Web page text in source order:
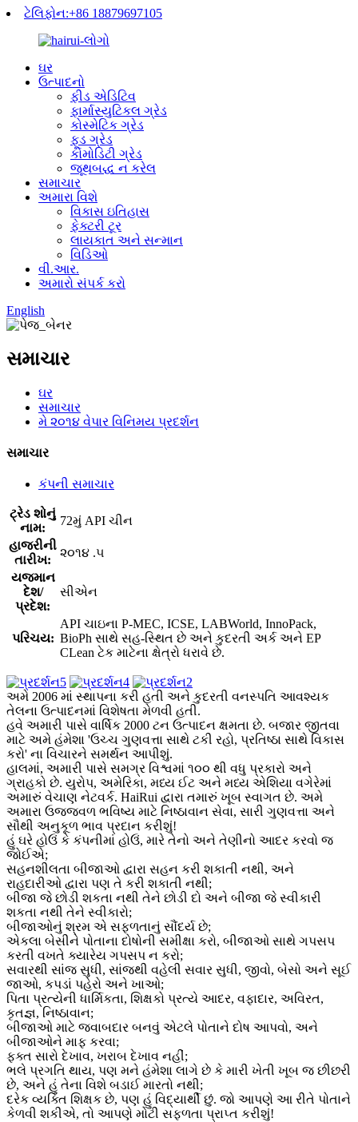
ટેલિફોન:+86 18879697105
ઘર
ઉત્પાદનો
ફીડ એડિટિવ
ફાર્માસ્યુટિકલ ગ્રેડ
કોસ્મેટિક ગ્રેડ
ફૂડ ગ્રેડ
કોમોડિટી ગ્રેડ
જૂથબદ્ધ ન કરેલ
સમાચાર
અમારા વિશે
વિકાસ ઇતિહાસ
ફેક્ટરી ટૂર
લાયકાત અને સન્માન
વિડિઓ
વી.આર.
અમારો સંપર્ક કરો
English
સમાચાર
ઘર
સમાચાર
મે ૨૦૧૪ વેપાર વિનિમય પ્રદર્શન
સમાચાર
કંપની સમાચાર
ટ્રેડ શોનું
નામ:
72મું API ચીન
હાજરીની
તારીખ:
૨૦૧૪ .૫
યજમાન
દેશ/
પ્રદેશ:
સીએન
પરિચય:
API ચાઇના P-MEC, ICSE, LABWorld, InnoPack,
BioPh સાથે સહ-સ્થિત છે અને કુદરતી અર્ક અને EP
CLean ટેક માટેના ક્ષેત્રો ધરાવે છે.
અમે 2006 માં સ્થાપના કરી હતી અને કુદરતી વનસ્પતિ આવશ્યક
તેલના ઉત્પાદનમાં વિશેષતા મેળવી હતી.
હવે અમારી પાસે વાર્ષિક 2000 ટન ઉત્પાદન ક્ષમતા છે. બજાર જીતવા
માટે અમે હંમેશા 'ઉચ્ચ ગુણવત્તા સાથે ટકી રહો, પ્રતિષ્ઠા સાથે વિકાસ
કરો' ના વિચારને સમર્થન આપીશું.
હાલમાં, અમારી પાસે સમગ્ર વિશ્વમાં ૧૦૦ થી વધુ પ્રકારો અને
ગ્રાહકો છે. યુરોપ, અમેરિકા, મધ્ય ઈટ અને મધ્ય એશિયા વગેરેમાં
અમારું વેચાણ નેટવર્ક. HaiRui દ્વારા તમારું ખૂબ સ્વાગત છે. અમે
અમારા ઉજ્જવળ ભવિષ્ય માટે નિષ્ઠાવાન સેવા, સારી ગુણવત્તા અને
સૌથી અનુકૂળ ભાવ પ્રદાન કરીશું!
હું ઘરે હોઉં કે કંપનીમાં હોઉં, મારે તેનો અને તેણીનો આદર કરવો જ
જોઈએ;
સહનશીલતા બીજાઓ દ્વારા સહન કરી શકાતી નથી, અને
રાહદારીઓ દ્વારા પણ તે કરી શકાતી નથી;
બીજા જે છોડી શકતા નથી તેને છોડી દો અને બીજા જે સ્વીકારી
શકતા નથી તેને સ્વીકારો;
બીજાઓનું શ્રમ એ સફળતાનું સૌંદર્ય છે;
એકલા બેસીને પોતાના દોષોની સમીક્ષા કરો, બીજાઓ સાથે ગપસપ
કરતી વખતે ક્યારેય ગપસપ ન કરો;
સવારથી સાંજ સુધી, સાંજથી વહેલી સવાર સુધી, જીવો, બેસો અને સૂઈ
જાઓ, કપડાં પહેરો અને ખાઓ;
પિતા પ્રત્યેની ધાર્મિકતા, શિક્ષકો પ્રત્યે આદર, વફાદાર, અવિરત,
કૃતજ્ઞ, નિષ્ઠાવાન;
બીજાઓ માટે જવાબદાર બનવું એટલે પોતાને દોષ આપવો, અને
બીજાઓને માફ કરવા;
ફક્ત સારો દેખાવ, ખરાબ દેખાવ નહીં;
ભલે પ્રગતિ થાય, પણ મને હંમેશા લાગે છે કે મારી ખેતી ખૂબ જ છીછરી
છે, અને હું તેના વિશે બડાઈ મારતો નથી;
દરેક વ્યક્તિ શિક્ષક છે, પણ હું વિદ્યાર્થી છું. જો આપણે આ રીતે પોતાને
કેળવી શકીએ, તો આપણે મોટી સફળતા પ્રાપ્ત કરીશું!